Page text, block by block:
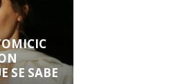
SE SABE